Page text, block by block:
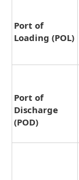
Port of
Loading (POL)
Port of
Discharge
(POD)